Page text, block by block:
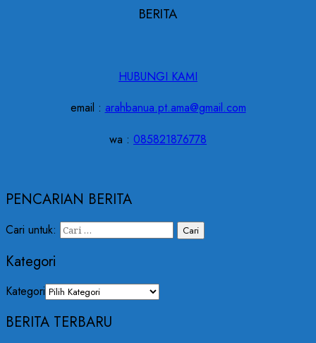
BERITA
HUBUNGI KAMI
email : arahbanua.pt.ama@gmail.com
wa : 085821876778
PENCARIAN BERITA
Cari untuk:
Kategori
Kategori
BERITA TERBARU